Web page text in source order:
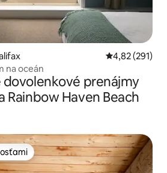
Priemerné
4,82 (291)
na oceán
dovolenkové prenájmy
Rainbow Haven Beach
hosťami